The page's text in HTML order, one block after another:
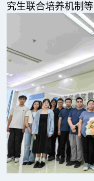
究生联合培养机制等